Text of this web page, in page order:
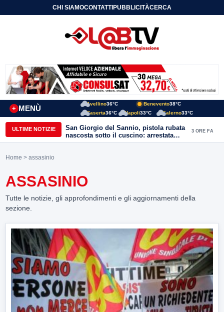
CHI SIAMOCONTATTIPUBBLICITÀCERCA
MENÙ
+
Avellino36°C Benevento38°C
Caserta36°C Napoli33°C Salerno33°C
ULTIME NOTIZIE
San Giorgio del Sannio, pistola rubata
nascosta sotto il cuscino: arrestata
51enne
3 ORE FA
Home > assasinio
ASSASINIO
Tutte le notizie, gli approfondimenti e gli aggiornamenti della
sezione.